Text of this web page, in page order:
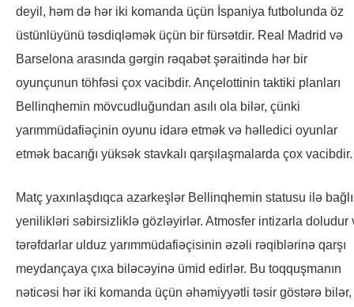
deyil, həm də hər iki komanda üçün İspaniya futbolunda öz
üstünlüyünü təsdiqləmək üçün bir fürsətdir. Real Madrid və
Barselona arasında gərgin rəqabət şəraitində hər bir
oyunçunun töhfəsi çox vacibdir. Ançelottinin taktiki planları
Bellinqhemin mövcudluğundan asılı ola bilər, çünki
yarımmüdafiəçinin oyunu idarə etmək və həlledici oyunlar
etmək bacarığı yüksək stavkalı qarşılaşmalarda çox vacibdir.
Matç yaxınlaşdıqca azarkeşlər Bellinqhemin statusu ilə bağlı
yenilikləri səbirsizliklə gözləyirlər. Atmosfer intizarla doludur
tərəfdarlar ulduz yarımmüdafiəçisinin əzəli rəqiblərinə qarşı
meydançaya çıxa biləcəyinə ümid edirlər. Bu toqquşmanın
nəticəsi hər iki komanda üçün əhəmiyyətli təsir göstərə bilər,